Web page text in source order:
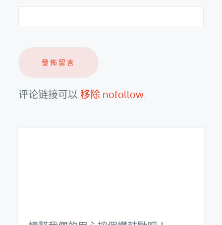
评论链接可以移除 nofollow.